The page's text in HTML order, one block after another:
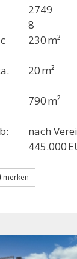
2749
8
230 m²
20 m²
790 m²
nach
445.000
merken